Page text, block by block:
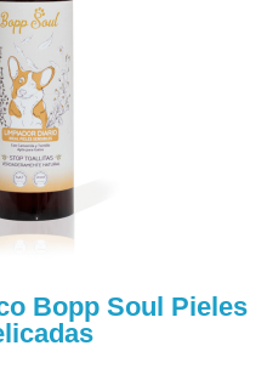
Bopp Soul Pieles